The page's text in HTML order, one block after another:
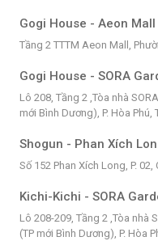
Gogi House - Aeon
Tầng 2 TTTM Aeon Mall,
Gogi House - SORA
Lô 208, Tầng 2 ,Tòa nhà
mới Bình Dương), P. Hòa
Shogun - Phan Xích
Số 152 Phan Xích Long, P.
Kichi-Kichi - SORA
Lô 208-209, Tầng 2 ,Tòa nhà
(TP mới Bình Dương), P. Hòa